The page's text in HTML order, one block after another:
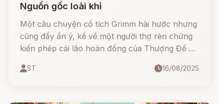
Nguồn gốc loài khỉ
Một câu chuyện cổ tích Grimm hài hước nhưng
cũng đầy ẩn ý, kể về một người thợ rèn chứng
kiến phép cải lão hoàn đồng của Thượng Đế và
bà dì già yếu, anh đã thử làm theo… nhưng kết
ST 16/08/2025